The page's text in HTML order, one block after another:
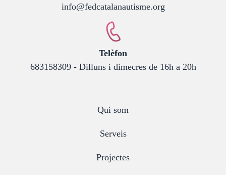
info@fedcatalanautisme.org
Telèfon
683158309 - Dilluns i dimecres de 16h a 20h
Qui som
Serveis
Projectes